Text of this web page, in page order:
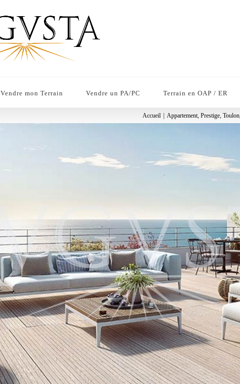
Vendre mon Terrain Vendre un PA/PC Terrain en OAP / ER
Accueil | Appartement Prestige Toulon